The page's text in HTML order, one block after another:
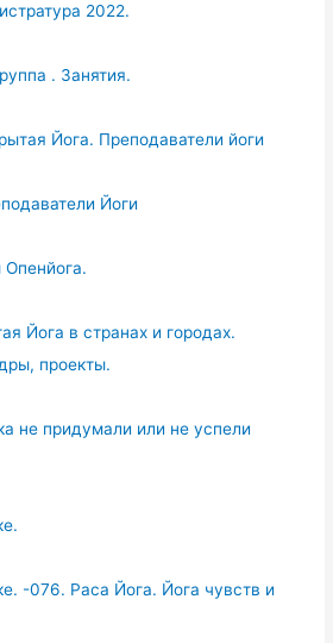
2022.
. Занятия.
Йога. Преподаватели йоги
Йоги
Йога в странах и городах.
проекты.
не придумали или не успели
-076. Раса Йога. Йога чувств и